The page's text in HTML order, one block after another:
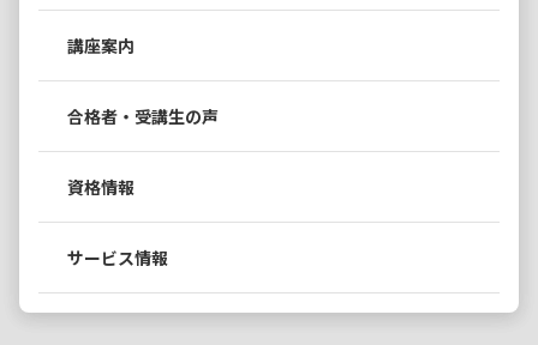
講座案内
合格者・受講生の声
資格情報
サービス情報